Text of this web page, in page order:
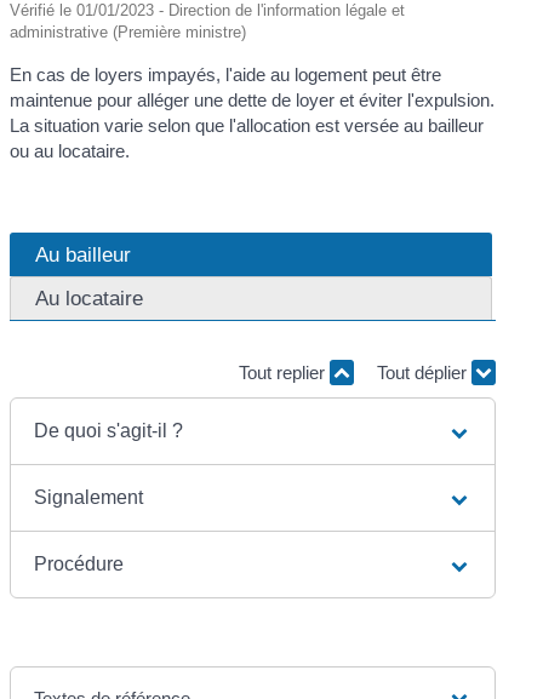
Vérifié le 01/01/2023 - Direction de l'information légale et
administrative (Première ministre)
En cas de loyers impayés, l'aide au logement peut être
maintenue pour alléger une dette de loyer et éviter l'expulsion.
La situation varie selon que l'allocation est versée au bailleur
ou au locataire.
Au bailleur
Au locataire
Tout replier Tout déplier
De quoi s'agit-il ?
Signalement
Procédure